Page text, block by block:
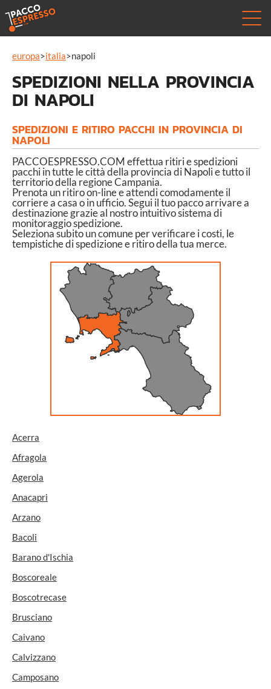
europa>italia>napoli
SPEDIZIONI NELLA PROVINCIA
DI NAPOLI
SPEDIZIONI E RITIRO PACCHI IN PROVINCIA DI
NAPOLI
PACCOESPRESSO.COM effettua ritiri e spedizioni
pacchi in tutte le città della provincia di Napoli e tutto il
territorio della regione Campania.
Prenota un ritiro on-line e attendi comodamente il
corriere a casa o in ufficio. Segui il tuo pacco arrivare a
destinazione grazie al nostro intuitivo sistema di
monitoraggio spedizione.
Seleziona subito un comune per verificare i costi, le
tempistiche di spedizione e ritiro della tua merce.
Acerra
Afragola
Agerola
Anacapri
Arzano
Bacoli
Barano d'Ischia
Boscoreale
Boscotrecase
Brusciano
Caivano
Calvizzano
Camposano